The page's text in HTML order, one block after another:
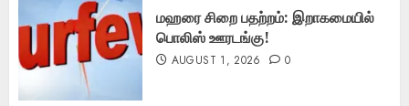
மஹரை சிறை பதற்றம்: இறாகமையில்
பொலிஸ் ஊரடங்கு!
AUGUST 1, 2026 0